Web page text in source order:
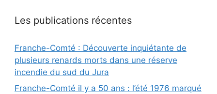
Les publications récentes
Franche-Comté : Découverte inquiétante de
plusieurs renards morts dans une réserve
incendie du sud du Jura
Franche-Comté il y a 50 ans : l’été 1976 marqué